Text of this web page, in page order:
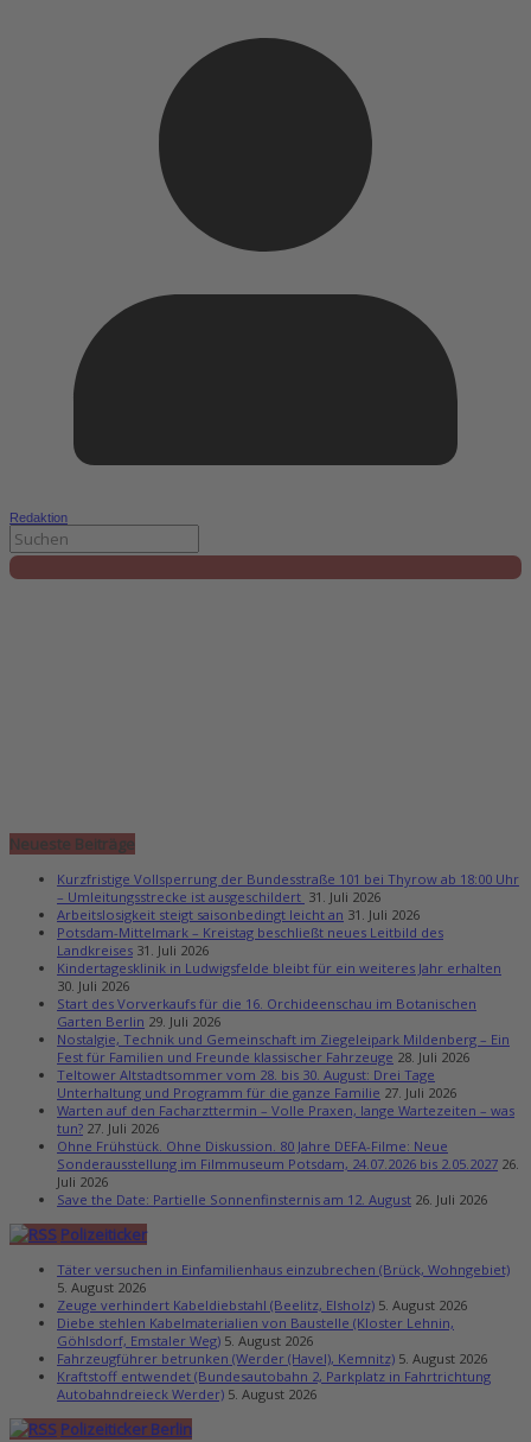
Redaktion
Neueste Beiträge
Kurzfristige Vollsperrung der Bundesstraße 101 bei Thyrow ab 18:00 Uhr
– Umleitungsstrecke ist ausgeschildert 31. Juli 2026
Arbeitslosigkeit steigt saisonbedingt leicht an 31. Juli 2026
Potsdam-Mittelmark – Kreistag beschließt neues Leitbild des
Landkreises 31. Juli 2026
Kindertagesklinik in Ludwigsfelde bleibt für ein weiteres Jahr erhalten
30. Juli 2026
Start des Vorverkaufs für die 16. Orchideenschau im Botanischen
Garten Berlin 29. Juli 2026
Nostalgie, Technik und Gemeinschaft im Ziegeleipark Mildenberg – Ein
Fest für Familien und Freunde klassischer Fahrzeuge 28. Juli 2026
Teltower Altstadtsommer vom 28. bis 30. August: Drei Tage
Unterhaltung und Programm für die ganze Familie 27. Juli 2026
Warten auf den Facharzttermin – Volle Praxen, lange Wartezeiten – was
tun? 27. Juli 2026
Ohne Frühstück. Ohne Diskussion. 80 Jahre DEFA-Filme: Neue
Sonderausstellung im Filmmuseum Potsdam, 24.07.2026 bis 2.05.2027 26.
Juli 2026
Save the Date: Partielle Sonnenfinsternis am 12. August 26. Juli 2026
Polizeiticker
Täter versuchen in Einfamilienhaus einzubrechen (Brück, Wohngebiet)
5. August 2026
Zeuge verhindert Kabeldiebstahl (Beelitz, Elsholz) 5. August 2026
Diebe stehlen Kabelmaterialien von Baustelle (Kloster Lehnin,
Göhlsdorf, Emstaler Weg) 5. August 2026
Fahrzeugführer betrunken (Werder (Havel), Kemnitz) 5. August 2026
Kraftstoff entwendet (Bundesautobahn 2, Parkplatz in Fahrtrichtung
Autobahndreieck Werder) 5. August 2026
Polizeiticker Berlin